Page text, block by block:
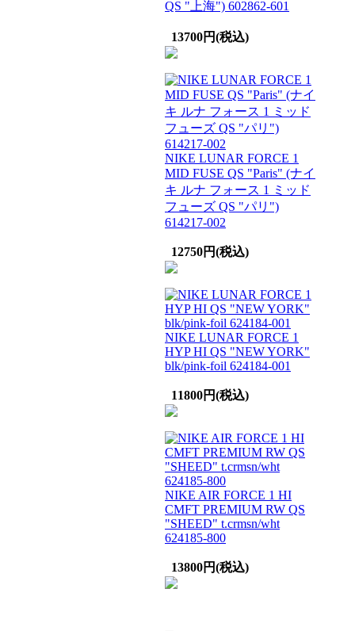
QS "上海") 602862-601
13700円(税込)
NIKE LUNAR FORCE 1
MID FUSE QS "Paris" (ナイ
キ ルナ フォース 1 ミッド
フューズ QS "パリ")
614217-002
12750円(税込)
NIKE LUNAR FORCE 1
HYP HI QS "NEW YORK"
blk/pink-foil 624184-001
11800円(税込)
NIKE AIR FORCE 1 HI
CMFT PREMIUM RW QS
"SHEED" t.crmsn/wht
624185-800
13800円(税込)